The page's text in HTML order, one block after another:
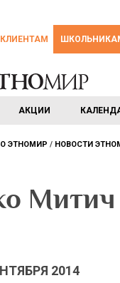
АКЦИИ
ЭТНОМИР НОВОСТИ
2014